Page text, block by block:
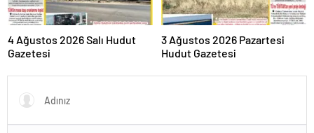
4 Ağustos 2026 Salı Hudut
Gazetesi
3 Ağustos 2026 Pazartesi
Hudut Gazetesi